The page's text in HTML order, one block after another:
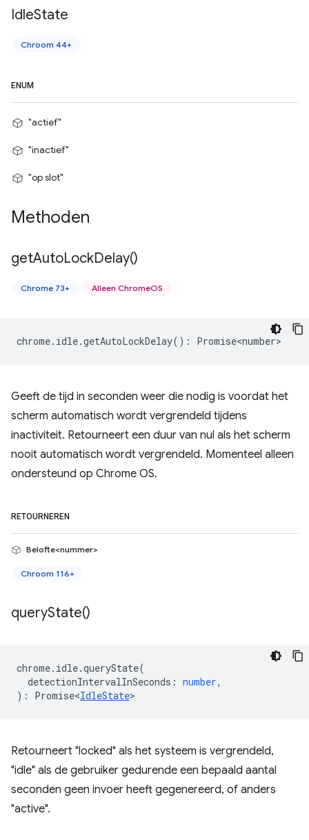
IdleState
Chroom 44+
ENUM
"actief"
"inactief"
"op slot"
Methoden
getAutoLockDelay()
Chrome 73+ Alleen ChromeOS
chrome. idle.getAutoLockDelay() : Promise<number>
Geeft de tijd in seconden weer die nodig is voordat het
scherm automatisch wordt vergrendeld tijdens
inactiviteit. Retourneert een duur van nul als het scherm
nooit automatisch wordt vergrendeld. Momenteel alleen
ondersteund op Chrome OS.
RETOURNEREN
Belofte<nummer>
Chroom 116+
queryState()
chrome. idle.queryState(
detectionIntervalInSeconds : number,
) : Promise<IdleState>
Retourneert "locked" als het systeem is vergrendeld,
"idle" als de gebruiker gedurende een bepaald aantal
seconden geen invoer heeft gegenereerd, of anders
"active".